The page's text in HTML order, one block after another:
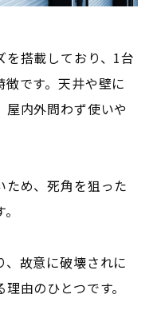
を搭載しており、1台
です。天井や壁に
屋内外問わず使いや
ため、死角を狙った
故意に破壊されに
由のひとつです。